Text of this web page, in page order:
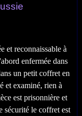
et reconnaissable à
enfermée dans
un petit coffret en
et examiné, rien à
est prisonnière et
sécurité le coffret est